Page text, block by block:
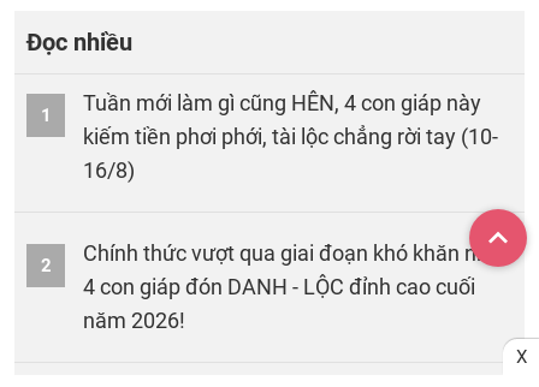
Đọc nhiều
1
Tuần mới làm gì cũng HÊN, 4 con giáp này
kiếm tiền phơi phới, tài lộc chẳng rời tay (10-
16/8)
2
Chính thức vượt qua giai đoạn khó khăn nhất:
4 con giáp đón DANH - LỘC đỉnh cao cuối
năm 2026!
X